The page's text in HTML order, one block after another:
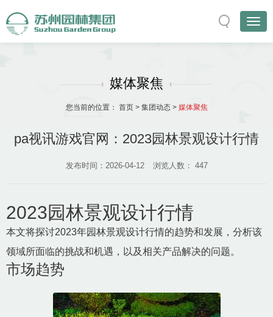
媒体聚焦
您当前的位置： 首页> 集团动态> 媒体聚焦
pa视讯游戏官网：2023园林景观设计行情
发布时间：2026-04-12 浏览人数： 447
2023园林景观设计行情
本文将探讨2023年园林景观设计行情的趋势和发展，分析该
领域所面临的挑战和机遇，以及相关产品解决的问题。
市场趋势